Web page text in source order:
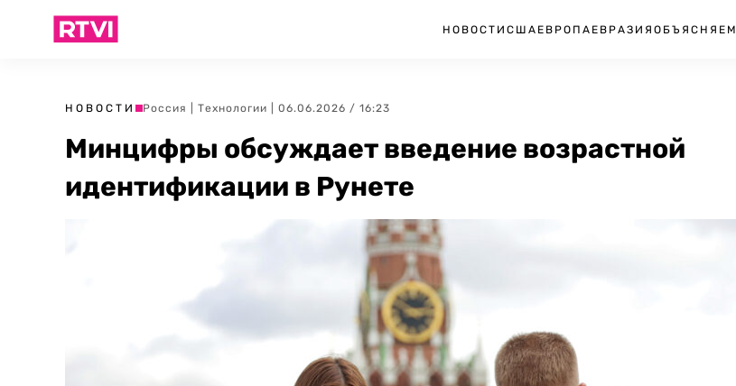
НОВОСТИ США ЕВРОПА ЕВРАЗИЯ ОБЪЯСНЯЕМ
НОВОСТИ Россия Технологии | 06.06.2026 / 16:23
Минцифры обсуждает введение возрастной
идентификации в Рунете